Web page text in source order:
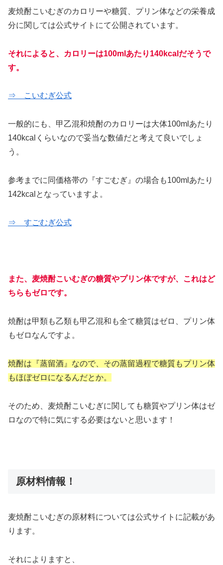
麦焼酎こいむぎのカロリーや糖質、プリン体などの栄養成
分に関しては公式サイトにて公開されています。
それによると、カロリーは100mlあたり140kcalだそうで
す。
⇒ こいむぎ公式
一般的にも、甲乙混和焼酎のカロリーは大体100mlあたり
140kcalくらいなので妥当な数値だと考えて良いでしょ
う。
参考までに同価格帯の『すごむぎ』の場合も100mlあたり
142kcalとなっていますよ。
⇒ すごむぎ公式
また、麦焼酎こいむぎの糖質やプリン体ですが、これはど
ちらもゼロです。
焼酎は甲類も乙類も甲乙混和も全て糖質はゼロ、プリン体
もゼロなんですよ。
焼酎は『蒸留酒』なので、その蒸留過程で糖質もプリン体
もほぼゼロになるんだとか。
そのため、麦焼酎こいむぎに関しても糖質やプリン体はゼ
ロなので特に気にする必要はないと思います！
原材料情報！
麦焼酎こいむぎの原材料については公式サイトに記載があ
ります。
それによりますと、